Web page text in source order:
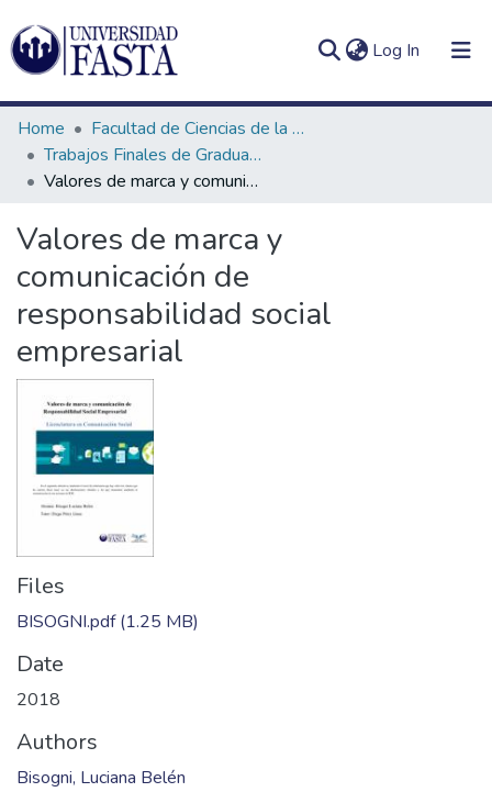
Log In (current)
Communities
&
Collections
All of DSpace
Statistics
In(current)
Home
Facultad de Ciencias de la Comunicación
Trabajos Finales de Graduación en Licenciatura en Comunicación Social
Valores de marca y comunicación de responsabilidad social empresarial
Valores de marca y
comunicación de
responsabilidad social
empresarial
Files
BISOGNI.pdf(1.25 MB)
Date
2018
Authors
Bisogni, Luciana Belén